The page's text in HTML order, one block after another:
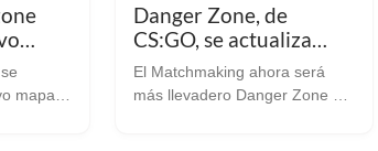
mapa y
Danger Zone, de
CS:GO, se actualiza
mejorando los tiempos
de espera.
El Matchmaking ahora será
más llevadero Danger Zone es